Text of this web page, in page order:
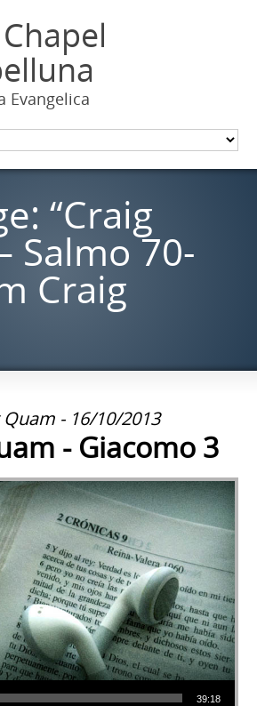
Evangelica
“Craig
Salmo 70-
Craig
Quam - 16/10/2013
- Giacomo 3
39:18